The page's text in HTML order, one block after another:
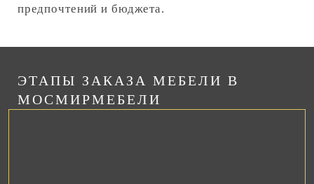
предпочтений и бюджета.
ЭТАПЫ ЗАКАЗА МЕБЕЛИ В
МОСМИРМЕБЕЛИ